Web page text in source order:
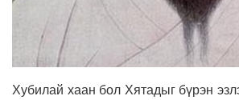
Хубилай хаан бол Хятадыг бүрэн